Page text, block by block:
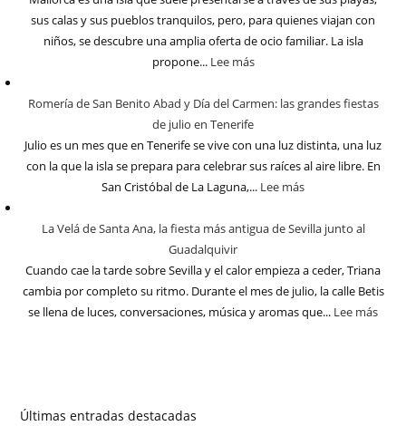
sus calas y sus pueblos tranquilos, pero, para quienes viajan con
niños, se descubre una amplia oferta de ocio familiar. La isla
propone... Lee más
Romería de San Benito Abad y Día del Carmen: las grandes fiestas
de julio en Tenerife
Julio es un mes que en Tenerife se vive con una luz distinta, una luz
con la que la isla se prepara para celebrar sus raíces al aire libre. En
San Cristóbal de La Laguna,... Lee más
La Velá de Santa Ana, la fiesta más antigua de Sevilla junto al
Guadalquivir
Cuando cae la tarde sobre Sevilla y el calor empieza a ceder, Triana
cambia por completo su ritmo. Durante el mes de julio, la calle Betis
se llena de luces, conversaciones, música y aromas que... Lee más
Últimas entradas destacadas